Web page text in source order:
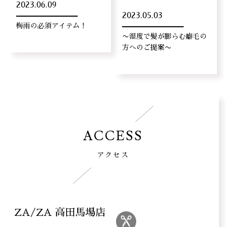
2023.06.09
梅雨の必須アイテム！
2023.05.03
〜湿度で髪が膨らむ癖毛の
方へのご提案〜
ACCESS
アクセス
ZA/ZA 高田馬場店